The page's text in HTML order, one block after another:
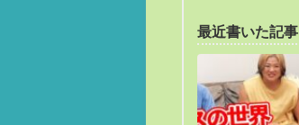
最近書いた記事